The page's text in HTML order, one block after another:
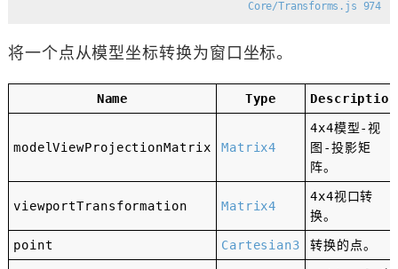
Core/Transforms.js 974
将一个点从模型坐标转换为窗口坐标。
Name Type Description
modelViewProjectionMatrix Matrix4
4x4模型-视
图-投影矩
阵。
viewportTransformation Matrix4
4x4视口转
换。
point Cartesian3 转换的点。